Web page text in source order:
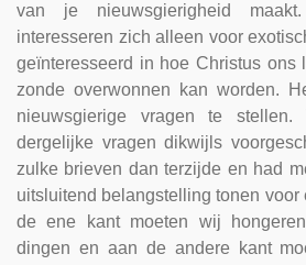
van je nieuwsgierigheid
interesseren zich alleen voor
geïnteresseerd in hoe Christus ons
zonde overwonnen kan worden.
nieuwsgierige vragen te stellen.
dergelijke vragen dikwijls
zulke brieven dan terzijde en had
uitsluitend belangstelling tonen voor
de ene kant moeten wij
dingen en aan de andere kant